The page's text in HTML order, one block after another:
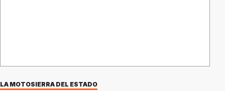
LA MOTOSIERRA DEL ESTADO